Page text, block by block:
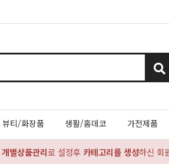
뷰티/화장품 생활/홈데코 가전제품
개별상품관리로 설정후 카테고리를 생성하신 회